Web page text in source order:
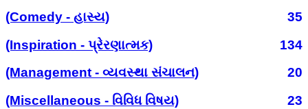
(Comedy - હાસ્ય)
35
(Inspiration - પ્રેરણાત્મક)
134
(Management - વ્યવસ્થા સંચાલન)
20
(Miscellaneous - વિવિધ વિષય)
23